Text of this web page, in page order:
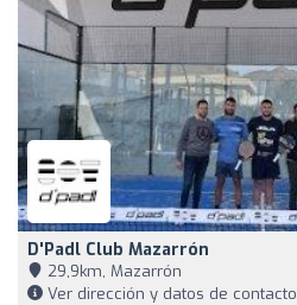
D'Padl Club Mazarrón
29,9km, Mazarrón
Ver dirección y datos de contacto